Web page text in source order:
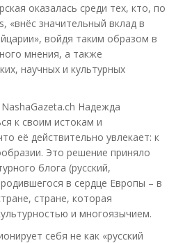
оказалась среди тех, кто, по
«внёс значительный вклад в
войдя таким образом в
мнения, а также
научных и культурных
Надежда
к своим истокам и
её действительно увлекает: к
Это решение приняло
блога (русский,
в сердце Европы – в
стране, которая
и многоязычием.
себя не как «русский